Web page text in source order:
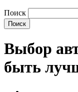
Поиск
Выбор
быть